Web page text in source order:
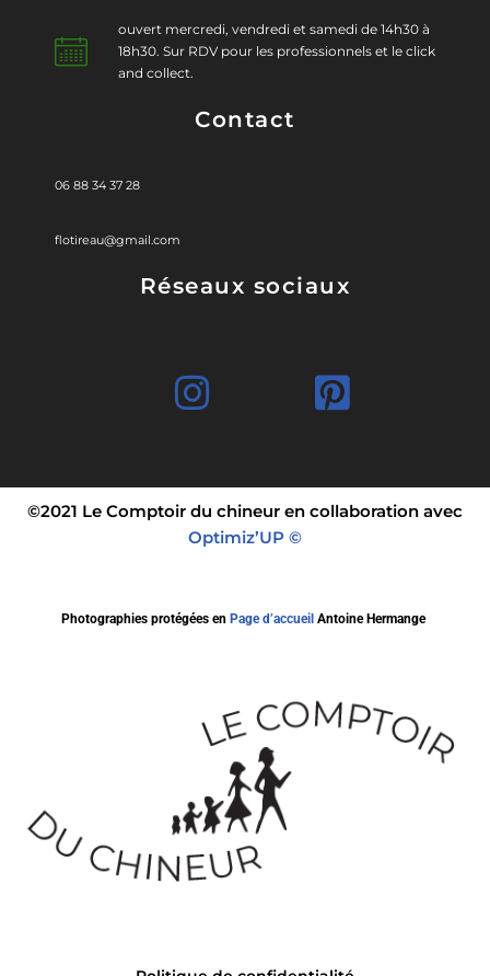
ouvert mercredi, vendredi et samedi de 14h30 à
18h30. Sur RDV pour les professionnels et le click
and collect.
Contact
06 88 34 37 28
flotireau@gmail.com
Réseaux sociaux
©2021 Le Comptoir du chineur en collaboration avec
Optimiz’UP ©
Photographies protégées en Page d’accueil Antoine Hermange